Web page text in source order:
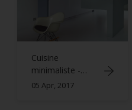
Cuisine
minimaliste -
Dulux Valentine
05 Apr, 2017